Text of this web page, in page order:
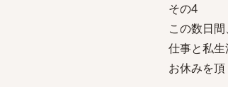
その4
この数日
仕事と私生
お休みを